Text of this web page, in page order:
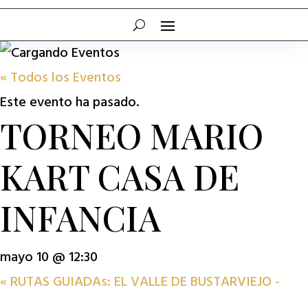
« Todos los Eventos
Este evento ha pasado.
TORNEO MARIO
KART CASA DE
INFANCIA
mayo 10 @ 12:30
«RUTAS GUIADAs: EL VALLE DE BUSTARVIEJO -